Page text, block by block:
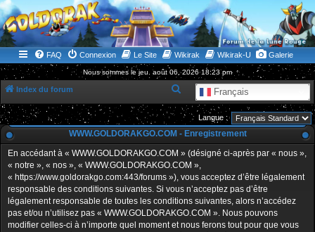
WWW.GOLDORAKGO.COM
le site de la Lune Rouge
FAQ Connexion Le Site Wikirak Wikirak-U Galerie
Nous sommes le jeu. août 06, 2026 18:23 pm
Index du forum Français
e
c
h
e
c
h
e
Langue :
WWW.GOLDORAKGO.COM - Enregistrement
En accédant à « WWW.GOLDORAKGO.COM » (désigné ci-après par « nous »,
« notre », « nos », « WWW.GOLDORAKGO.COM »,
« https://www.goldorakgo.com:443/forums »), vous acceptez d’être légalement
responsable des conditions suivantes. Si vous n’acceptez pas d’être
légalement responsable de toutes les conditions suivantes, alors n’accédez
pas et/ou n’utilisez pas « WWW.GOLDORAKGO.COM ». Nous pouvons
modifier celles-ci à n’importe quel moment et nous ferons tout pour que vous